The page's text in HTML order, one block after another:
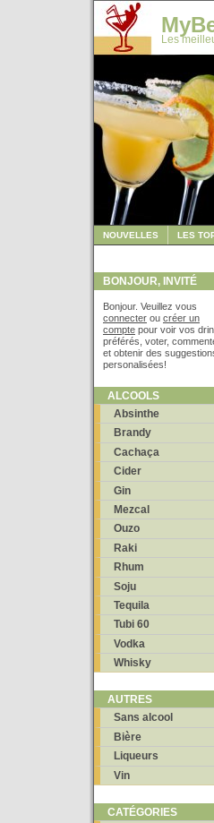
Les
NOUVELLES LES
BONJOUR, INVITÉ
Bonjour. Veuillez vous
connecter ou créer un
compte pour voir vos
préférés, voter,
et obtenir des
personalisées!
ALCOOLS
Absinthe
Brandy
Cachaça
Cider
Gin
Mezcal
Ouzo
Raki
Rhum
Soju
Tequila
Tubi 60
Vodka
Whisky
AUTRES
Sans alcool
Bière
Liqueurs
Vin
CATÉGORIES